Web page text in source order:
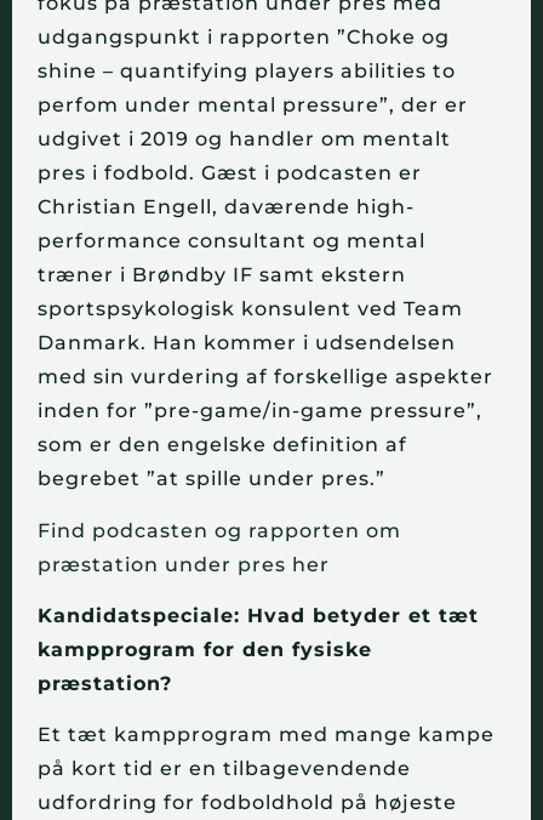
udgangspunkt i rapporten ”Choke og
shine – quantifying players abilities to
perfom under mental pressure”, der er
udgivet i 2019 og handler om mentalt
pres i fodbold. Gæst i podcasten er
Christian Engell, daværende high-
performance consultant og mental
træner i Brøndby IF samt ekstern
sportspsykologisk konsulent ved Team
Danmark. Han kommer i udsendelsen
med sin vurdering af forskellige aspekter
inden for ”pre-game/in-game pressure”,
som er den engelske definition af
begrebet ”at spille under pres.”
Find podcasten og rapporten om
præstation under pres her
Kandidatspeciale: Hvad betyder et tæt
kampprogram for den fysiske
præstation?
Et tæt kampprogram med mange kampe
på kort tid er en tilbagevendende
udfordring for fodboldhold på højeste